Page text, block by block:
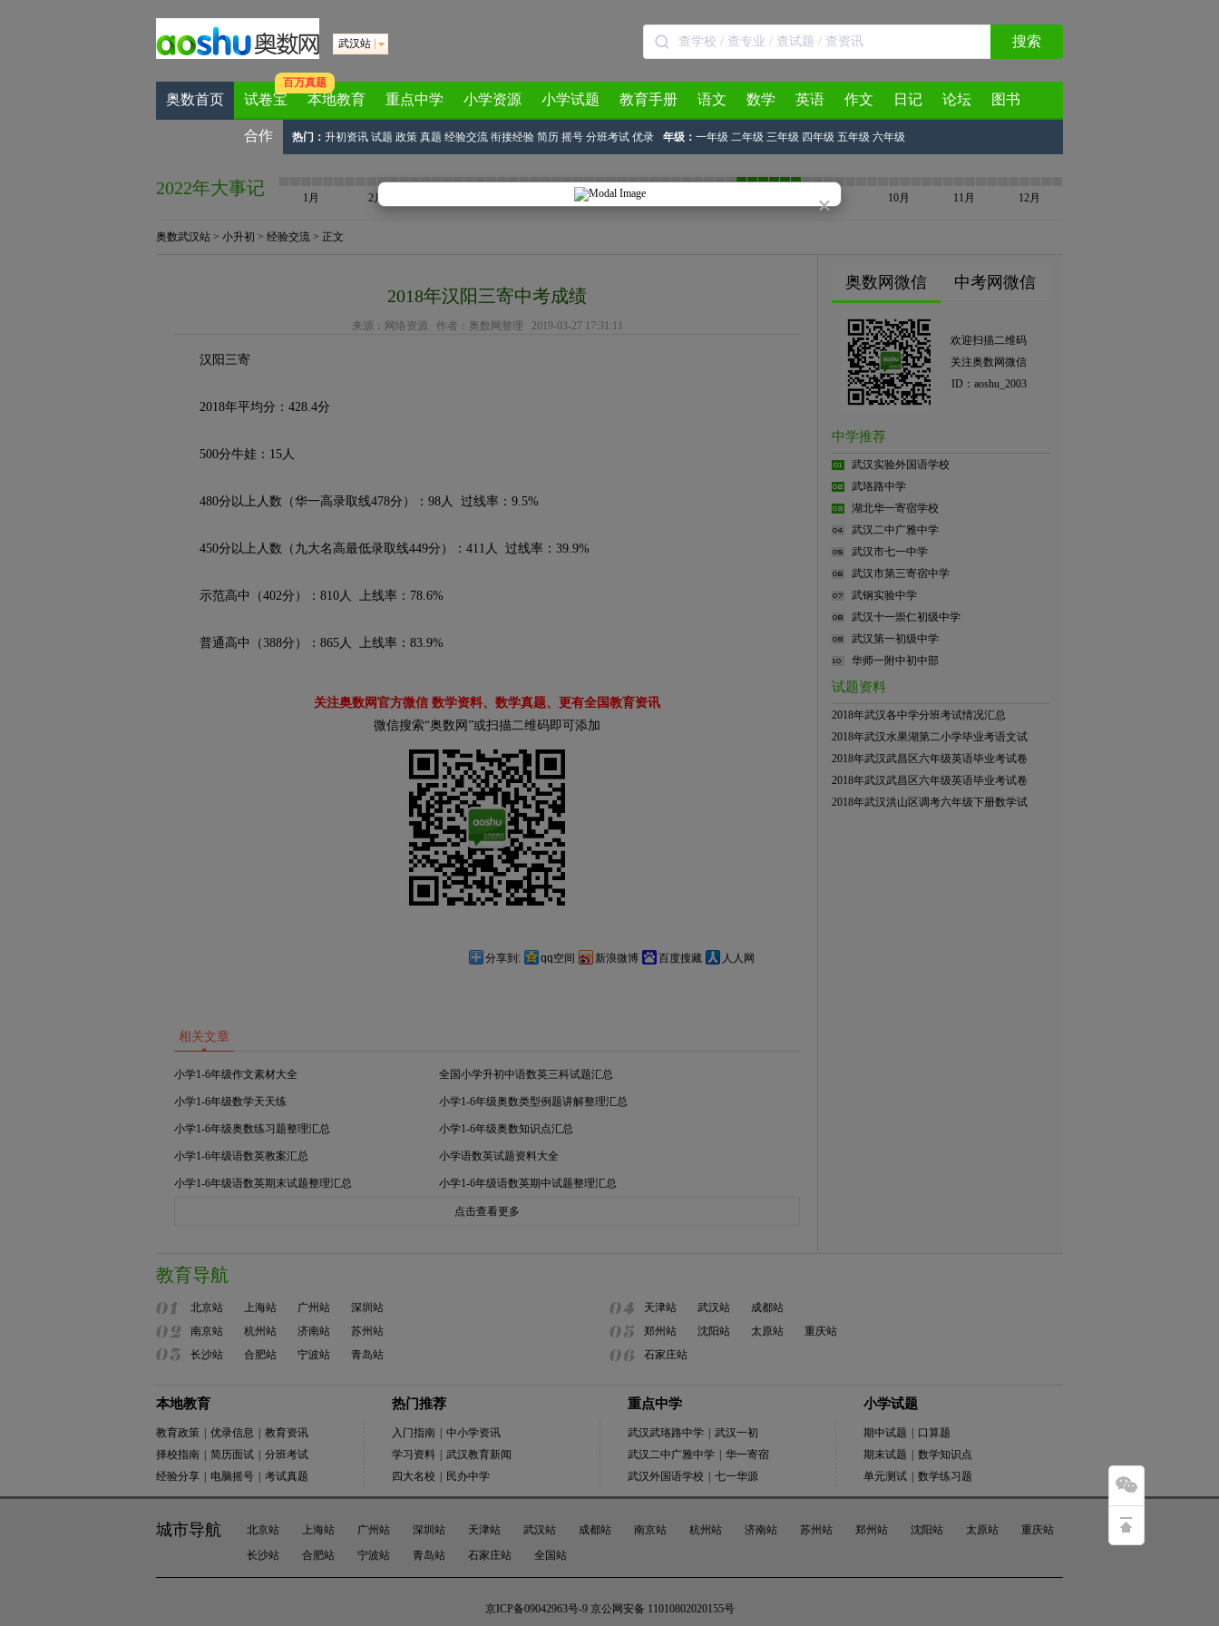
×
武汉站 搜索
奥数首页 试卷宝
百万真题
本地教育 重点中学 小学资源 小学试题 教育手册 语文 数学 英语 作文 日记 论坛 图书
合作 热门： 升初资讯 试题 政策 真题 经验交流 衔接经验 简历 摇号 分班考试 优录 年级： 一年级 二年级 三年级 四年级 五年级 六年级
2022年大事记 1月 2月 5月 6月 9月 10月 11月 12月
奥数武汉站 > 小升初 > 经验交流 > 正文
2018年汉阳三寄中考成绩
来源： 网络资源 作者：奥数网整理 2019-03-27 17:31:11
汉阳三寄
2018年平均分：428.4分
500分牛娃：15人
480分以上人数（华一高录取线478分）：98人 过线率：9.5%
450分以上人数（九大名高最低录取线449分）：411人 过线率：39.9%
示范高中（402分）：810人 上线率：78.6%
普通高中（388分）：865人 上线率：83.9%
关注奥数网官方微信 数学资料、数学真题、更有全国教育资讯
微信搜索“奥数网”或扫描二维码即可添加
分享到: qq空间 新浪微博 百度搜藏 人人网
相关文章
小学1-6年级作文素材大全 全国小学升初中语数英三科试题汇总
小学1-6年级数学天天练 小学1-6年级奥数类型例题讲解整理汇总
小学1-6年级奥数练习题整理汇总 小学1-6年级奥数知识点汇总
小学1-6年级语数英教案汇总 小学语数英试题资料大全
小学1-6年级语数英期末试题整理汇总 小学1-6年级语数英期中试题整理汇总
点击查看更多
奥数网微信 中考网微信
欢迎扫描二维码
关注奥数网微信
ID：aoshu_2003
中学推荐
武汉实验外国语学校
武珞路中学
湖北华一寄宿学校
武汉二中广雅中学
武汉市七一中学
武汉市第三寄宿中学
武钢实验中学
武汉十一崇仁初级中学
武汉第一初级中学
华师一附中初中部
试题资料
2018年武汉各中学分班考试情况汇总
2018年武汉水果湖第二小学毕业考语文试
2018年武汉武昌区六年级英语毕业考试卷
2018年武汉武昌区六年级英语毕业考试卷
2018年武汉洪山区调考六年级下册数学试
教育导航
北京站 上海站 广州站 深圳站 天津站 武汉站
成都站
南京站
杭州站 济南站 苏州站 郑州站 沈阳站 太原站
重庆站
长沙站
合肥站 宁波站 青岛站 石家庄站
本地教育
教育政策 优录信息
教育资讯
择校指南
简历面试
分班考试
经验分享
电脑摇号 考试真题
热门推荐
入门指南
中小学资讯
学习资料
武汉教育新闻
四大名校
民办中学
重点中学
武汉武珞路中学
武汉一初
武汉二中广雅中学
华一寄宿
武汉外国语学校
七一华源
小学试题
期中试题
口算题
期末试题
数学知识点
单元测试
数学练习题
城市导航 北京站 上海站 广州站 深圳站 天津站 武汉站 成都站 南京站 杭州站 济南站 苏州站 郑州站 沈阳站 太原站
重庆站
长沙站
合肥站 宁波站 青岛站 石家庄站 全国站
京ICP备09042963号-9 京公网安备 11010802020155号